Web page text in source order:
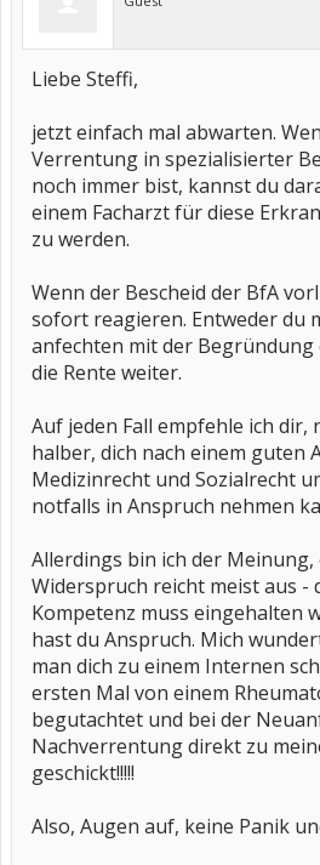
Liebe Steffi,
jetzt einfach mal abwarten.
Verrentung in spezialisierter
noch immer bist, kannst du
einem Facharzt für diese
zu werden.
Wenn der Bescheid der BfA
sofort reagieren. Entweder du
anfechten mit der
die Rente weiter.
Auf jeden Fall empfehle ich dir,
halber, dich nach einem guten
Medizinrecht und Sozialrecht
notfalls in Anspruch nehmen
Allerdings bin ich der
Widerspruch reicht meist aus -
Kompetenz muss eingehalten
hast du Anspruch. Mich
man dich zu einem Internen
ersten Mal von einem
begutachtet und bei der
Nachverrentung direkt zu
geschickt!!!!!
Also, Augen auf, keine Panik